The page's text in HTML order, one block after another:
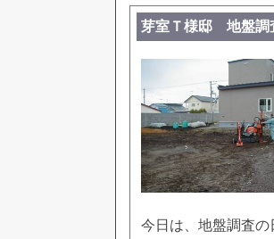
芽室Ｔ様邸 地盤調
今日は、地盤調査の